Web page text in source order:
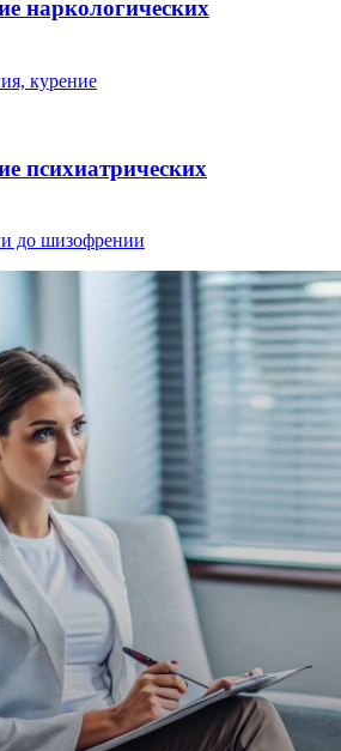
наркологических
курение
психиатрических
до шизофрении